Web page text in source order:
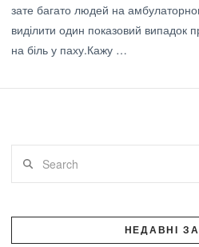
зате багато людей на
виділити один показовий випадок
на біль у паху.Кажу …
НЕДАВНІ